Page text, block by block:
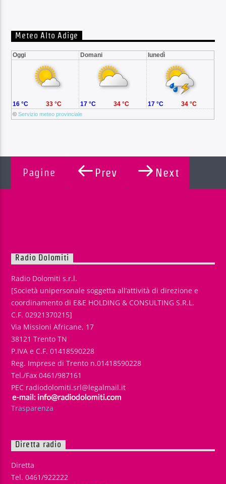
Meteo Alto Adige
Oggi Domani lunedì
©Servizio meteo provinciale
16 °C 33 °C 17 °C 34 °C 17 °C 34 °C
Pagine Prev Next
Radio Dolomiti
Radio Dolomiti s.r.l.
[Società unipersonale soggetta all’attività di direzione e
coordinamento di E&E HOLDING & CONSULTING S.R.L.
C.F. 02921370215]
Via Missioni Africane, 17
38121 Trento TN
P.IVA e C.F. 01418590228
Reg. Imprese di Trento n.01418590228
Tel./Fax 0461/987161
PEC radiodolomiti.srl@legalmail.it
Trasparenza
Diretta radio
Diretta
Tel. 0461/922222